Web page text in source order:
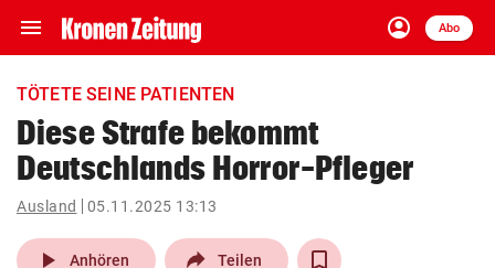
menu Navigation
ein-/ausklappen
account_circle
Anmelden
Abo
close Schließen
account_circle Anmelden
arrow_right
pin_drop
Wien arrow_right
TÖTETE SEINE PATIENTEN
Diese Strafe bekommt
Deutschlands Horror-Pfleger
Ausland 05.11.2025 13:13
play_arrow Anhören Teilen